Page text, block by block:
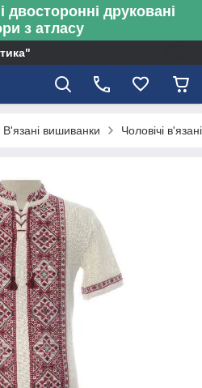
друковані
з атласу
В'язані вишиванки Чоловічі